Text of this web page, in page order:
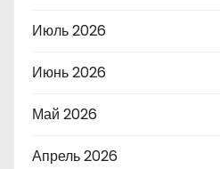
Июль 2026
Июнь 2026
Май 2026
Апрель 2026